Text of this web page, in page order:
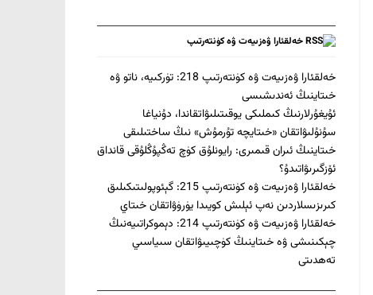
خەلقئارا ۋەزىيەت ۋە كۈنتەرتىپ
خەلقئارا ۋەزىيەت ۋە كۈنتەرتىپ 218: تۈركىيە، ناتو ۋە
خىتاينىڭ ئەندىشىسى
ئۇيغۇرلارنىڭ كىملىكى يوقىتىلىۋاتقاندا، دۇنياغا
سۇنۇلىۋاتقان «خىتايچە تۇرمۇش» نىڭ ساختىلىقى
خىتاينىڭ ئىران قىمىرى: رايونلۇق كۈچ تەڭپۇڭلۇقى قانداق
ئۆزگىرىۋاتىدۇ؟
خەلقئارا ۋەزىيەت ۋە كۈنتەرتىپ 215: گېئوپولىتىكىلىق
كىرىزىسلاردىن نەپ ئېلىش كويىدا يۈرۈۋاتقان خىتاي
خەلقئارا ۋەزىيەت ۋە كۈنتەرتىپ 214: دېموكراتىيەنىڭ
چېكىنىشى ۋە خىتاينىڭ كۈچىيىۋاتقان سىياسىي
تەھدىتى